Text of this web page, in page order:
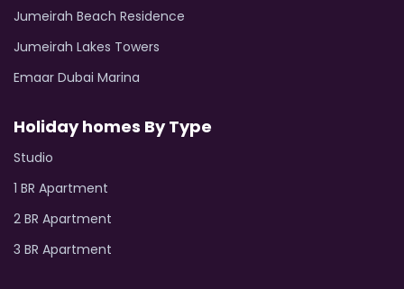
Jumeirah Beach Residence
Jumeirah Lakes Towers
Emaar Dubai Marina
Holiday homes By Type
Studio
1 BR Apartment
2 BR Apartment
3 BR Apartment